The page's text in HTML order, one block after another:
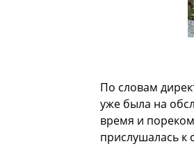
По словам
уже была на
время и
прислушалась к